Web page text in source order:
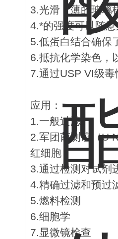
3.光滑，薄的玻璃
4.*的强度可以随
5.低蛋白结合确保
6.抵抗化学染色，
7.通过USP VI级毒
应用：
1.一般过滤
2.军团菌测谊（U
红细胞
3.通过检测对试剂
4.精确过滤和预过
5.燃料检测
6.细胞学
7.显微镜检查